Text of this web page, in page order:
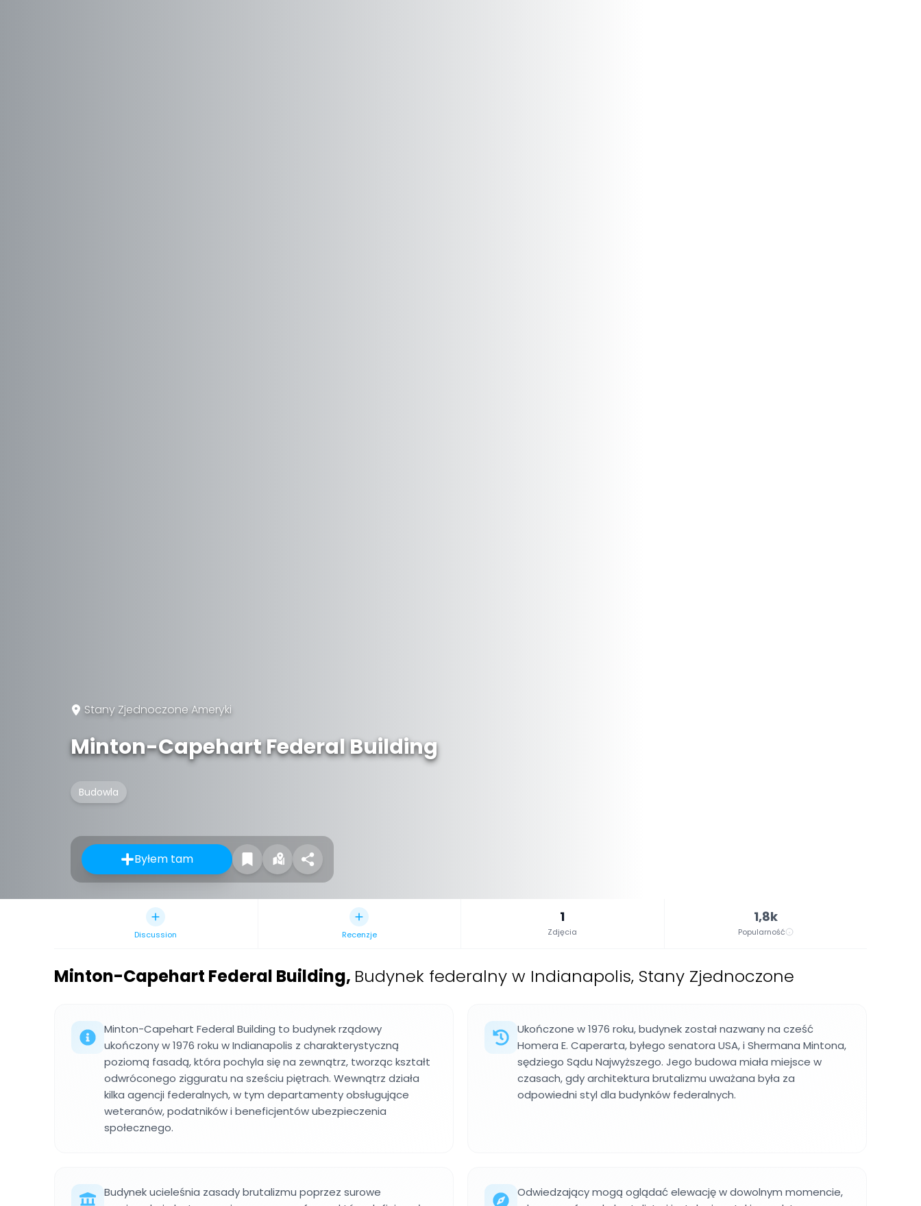
Stany Zjednoczone Ameryki
Minton-Capehart Federal Building
Budowla
Byłem tam
Discussion Recenzje
1
Zdjęcia
1,8k
Popularność
Minton-Capehart Federal Building, Budynek federalny w Indianapolis, Stany Zjednoczone
Minton-Capehart Federal Building to budynek rządowy
ukończony w 1976 roku w Indianapolis z charakterystyczną
poziomą fasadą, która pochyla się na zewnątrz, tworząc kształt
odwróconego zigguratu na sześciu piętrach. Wewnątrz działa
kilka agencji federalnych, w tym departamenty obsługujące
weteranów, podatników i beneficjentów ubezpieczenia
społecznego.
Ukończone w 1976 roku, budynek został nazwany na cześć
Homera E. Caperarta, byłego senatora USA, i Shermana Mintona,
sędziego Sądu Najwyższego. Jego budowa miała miejsce w
czasach, gdy architektura brutalizmu uważana była za
odpowiedni styl dla budynków federalnych.
Budynek ucieleśnia zasady brutalizmu poprzez surowe
Odwiedzający mogą oglądać elewację w dowolnym momencie,